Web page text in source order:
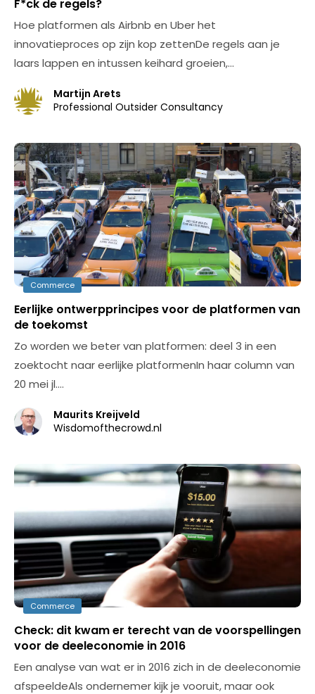
F*ck de regels?
Hoe platformen als Airbnb en Uber het
innovatieproces op zijn kop zettenDe regels aan je
laars lappen en intussen keihard groeien,…
Martijn Arets
Professional Outsider Consultancy
Commerce
Eerlijke ontwerpprincipes voor de platformen van
de toekomst
Zo worden we beter van platformen: deel 3 in een
zoektocht naar eerlijke platformenIn haar column van
20 mei jl.…
Maurits Kreijveld
Wisdomofthecrowd.nl
Commerce
Check: dit kwam er terecht van de voorspellingen
voor de deeleconomie in 2016
Een analyse van wat er in 2016 zich in de deeleconomie
afspeeldeAls ondernemer kijk je vooruit, maar ook